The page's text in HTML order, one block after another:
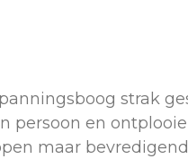
strak
persoon en
maar